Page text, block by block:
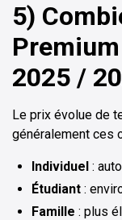
5)
2025 /
Le prix évolue de
généralement ces
Individuel :
Étudiant :
Famille : plus